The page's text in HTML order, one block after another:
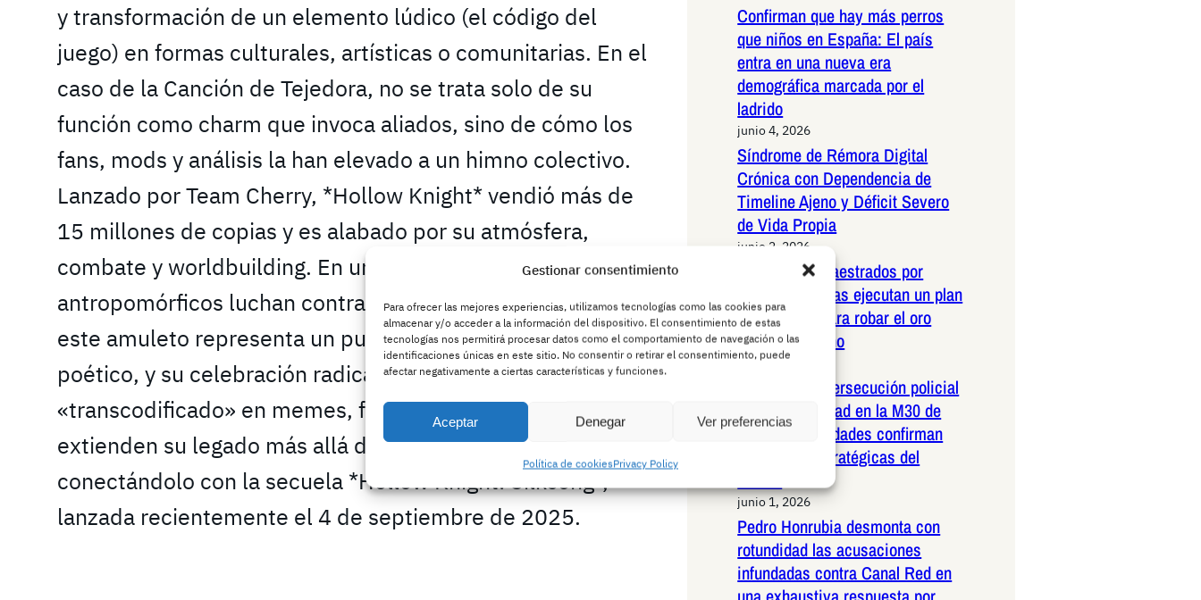
Gestionar consentimiento
Para ofrecer las mejores experiencias, utilizamos tecnologías como las cookies para
almacenar y/o acceder a la información del dispositivo. El consentimiento de estas
tecnologías nos permitirá procesar datos como el comportamiento de navegación o las
identificaciones únicas en este sitio. No consentir o retirar el consentimiento, puede
afectar negativamente a ciertas características y funciones.
Aceptar Denegar Ver preferencias
Política de cookiesPrivacy Policy
y transformación de un elemento lúdico (el código del
juego) en formas culturales, artísticas o comunitarias. En el
caso de la Canción de Tejedora, no se trata solo de su
función como charm que invoca aliados, sino de cómo los
fans, mods y análisis la han elevado a un himno colectivo.
Lanzado por Team Cherry, *Hollow Knight* vendió más de
15 millones de copias y es alabado por su atmósfera,
combate y worldbuilding. En un mundo donde los insectos
antropomórficos luchan contra la infección de la Radiancia,
este amuleto representa un puente entre lo mecánico y lo
poético, y su celebración radica en cómo ha sido
«transcodificado» en memes, fanarts, mods y teorías que
extienden su legado más allá del juego original, incluso
conectándolo con la secuela *Hollow Knight: Silksong*,
lanzada recientemente el 4 de septiembre de 2025.
Confirman que hay más perros
que niños en España: El país
entra en una nueva era
demográfica marcada por el
ladrido
junio 4, 2026
Síndrome de Rémora Digital
Crónica con Dependencia de
Timeline Ajeno y Déficit Severo
de Vida Propia
junio 2, 2026
Periquitos amaestrados por
redes Españolas ejecutan un plan
sistemático para robar el oro
latinoamericano
junio 2, 2026
Jabalí lidera persecución policial
de alta velocidad en la M30 de
Madrid: Autoridades confirman
maniobras estratégicas del
junio 1, 2026
Pedro Honrubia desmonta con
rotundidad las acusaciones
infundadas contra Canal Red en